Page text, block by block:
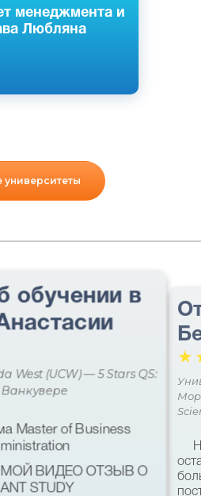
менеджмента и
Любляна
университеты
обучении в
West (UCW) — 5 Stars QS:
Ванкувере
Master of Business
МОЙ ВИДЕО ОТЗЫВ О
STUDY
☆
Мора